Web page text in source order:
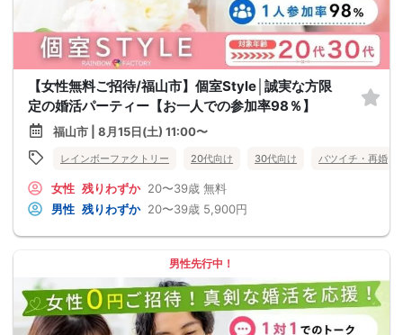
【女性無料ご招待/福山市】個室Style│誠実な方限
定の婚活パーティー【お一人での参加率98％】
福山市 | 8月15日(土) 11:00〜
レインボーファクトリー 20代向け 30代向け バツイチ・再婚
女性 残りわずか 20〜39歳 無料
男性 残りわずか 20〜39歳 5,900円
男性先行中！